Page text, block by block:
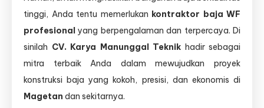
CV.
Karya
Manunggal
Teknik
tinggi, Anda tentu memerlukan kontraktor baja WF
profesional yang berpengalaman dan terpercaya. Di
sinilah CV. Karya Manunggal Teknik hadir sebagai
mitra terbaik Anda dalam mewujudkan proyek
konstruksi baja yang kokoh, presisi, dan ekonomis di
Magetan dan sekitarnya.